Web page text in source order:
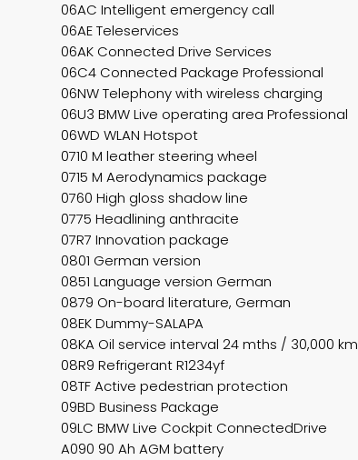
06AC Intelligent emergency call
06AE Teleservices
06AK Connected Drive Services
06C4 Connected Package Professional
06NW Telephony with wireless charging
06U3 BMW Live operating area Professional
06WD WLAN Hotspot
0710 M leather steering wheel
0715 M Aerodynamics package
0760 High gloss shadow line
0775 Headlining anthracite
07R7 Innovation package
0801 German version
0851 Language version German
0879 On-board literature, German
08EK Dummy-SALAPA
08KA Oil service interval 24 mths / 30,000 km
08R9 Refrigerant R1234yf
08TF Active pedestrian protection
09BD Business Package
09LC BMW Live Cockpit ConnectedDrive
A090 90 Ah AGM battery